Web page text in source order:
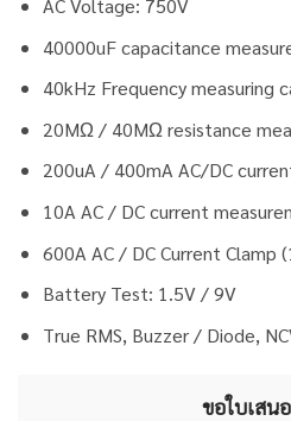
AC Voltage: 750V
40000uF capacitance
40kHz Frequency measuring
20MΩ / 40MΩ resistance
200uA / 400mA AC/DC
10A AC / DC current
600A AC / DC Current Clamp
Battery Test: 1.5V / 9V
True RMS, Buzzer / Diode,
ขอใบเสน